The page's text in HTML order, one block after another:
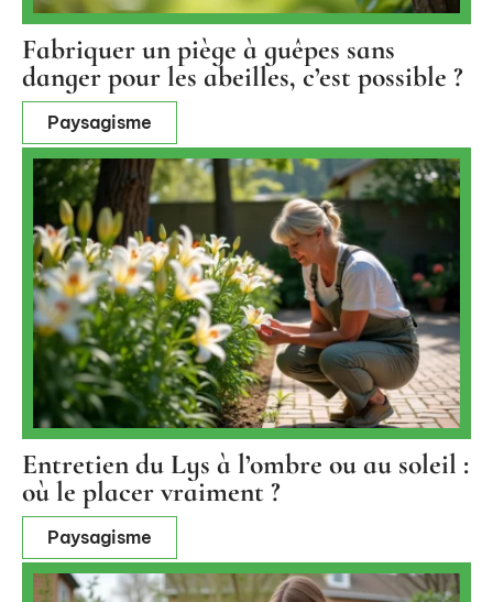
Fabriquer un piège à guêpes sans
danger pour les abeilles, c’est possible ?
Paysagisme
Entretien du Lys à l’ombre ou au soleil :
où le placer vraiment ?
Paysagisme